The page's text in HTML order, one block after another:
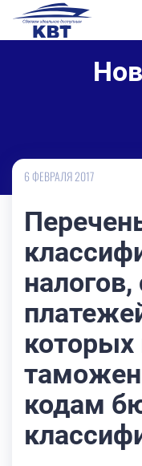
6 ФЕВРАЛЯ 2017
которых
кодам